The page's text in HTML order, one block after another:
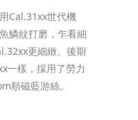
Cal.31xx世代機
鱗紋打磨，乍看細
更細緻。後期
一樣，採用了勞力
順磁藍游絲。